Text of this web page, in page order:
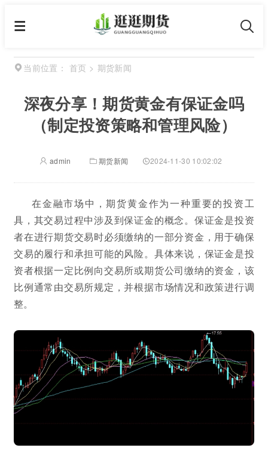
当前位置： 首页 > 期货新闻
深夜分享！期货黄金有保证金吗
（制定投资策略和管理风险）
admin 期货新闻 2024-11-30 10:02:02
在金融市场中，期货黄金作为一种重要的投资工
具，其交易过程中涉及到保证金的概念。保证金是投资
者在进行期货交易时必须缴纳的一部分资金，用于确保
交易的履行和承担可能的风险。具体来说，保证金是投
资者根据一定比例向交易所或期货公司缴纳的资金，该
比例通常由交易所规定，并根据市场情况和政策进行调
整。